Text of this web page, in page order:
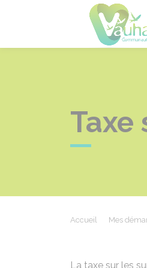
Taxe
Accueil Mes
La taxe sur les